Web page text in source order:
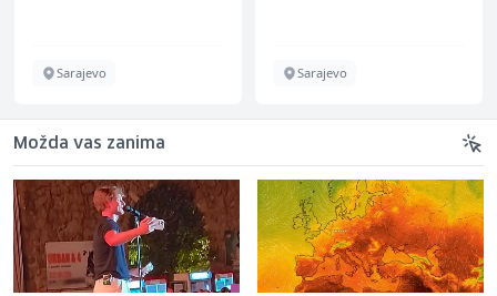
Sarajevo Sarajevo
Možda vas zanima